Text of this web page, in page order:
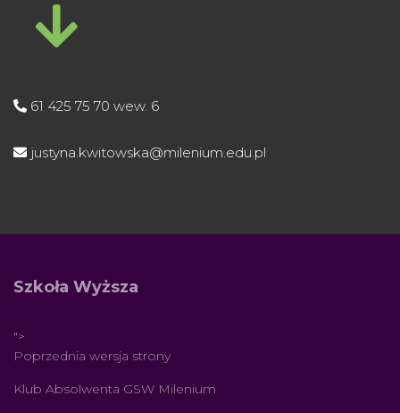
arrow-
61 425 75 70 wew. 6
justyna.kwitowska@milenium.edu.pl
Szkoła Wyższa
">
Poprzednia wersja strony
Klub Absolwenta GSW Milenium